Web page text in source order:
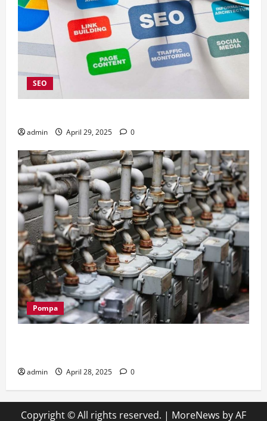
SEO
admin April 29, 2025 0
Pompa
admin April 28, 2025 0
Copyright © All rights reserved. | MoreNews by AF